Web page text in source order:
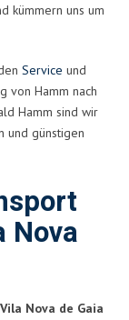
kümmern uns um
Service und
von Hamm nach
Hamm sind wir
und günstigen
Nova
Nova de Gaia